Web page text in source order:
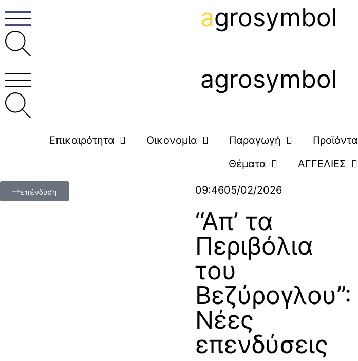
agrosymbol
agrosymbol
Επικαιρότητα Οικονομία Παραγωγή Προϊόντα
Θέματα
ΑΓΓΕΛΙΕΣ
επένδυση 09:4605/02/2026
“Απ’ τα
Περιβόλια
του
Βεζύρογλου”:
Νέες
επενδύσεις